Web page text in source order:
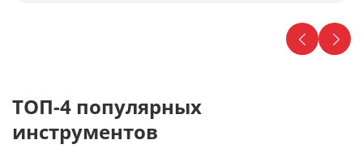
ТОП-4 популярных
инструментов